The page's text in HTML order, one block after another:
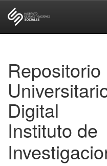
Repositorio
Digital
Instituto de